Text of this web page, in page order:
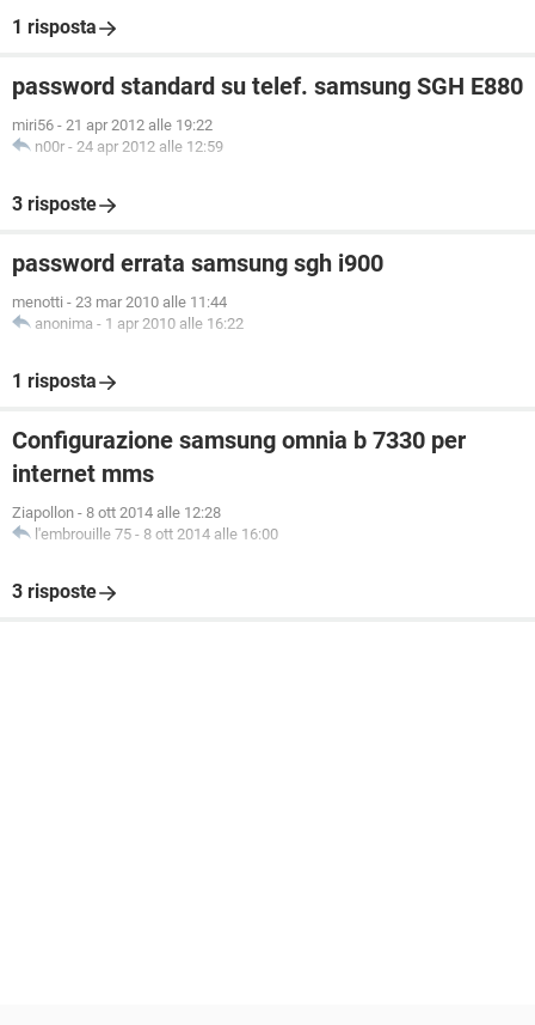
1 risposta
password standard su telef. samsung SGH E880
miri56 - 21 apr 2012 alle 19:22
n00r - 24 apr 2012 alle 12:59
3 risposte
password errata samsung sgh i900
menotti - 23 mar 2010 alle 11:44
anonima - 1 apr 2010 alle 16:22
1 risposta
Configurazione samsung omnia b 7330 per
internet mms
Ziapollon - 8 ott 2014 alle 12:28
l'embrouille 75 - 8 ott 2014 alle 16:00
3 risposte